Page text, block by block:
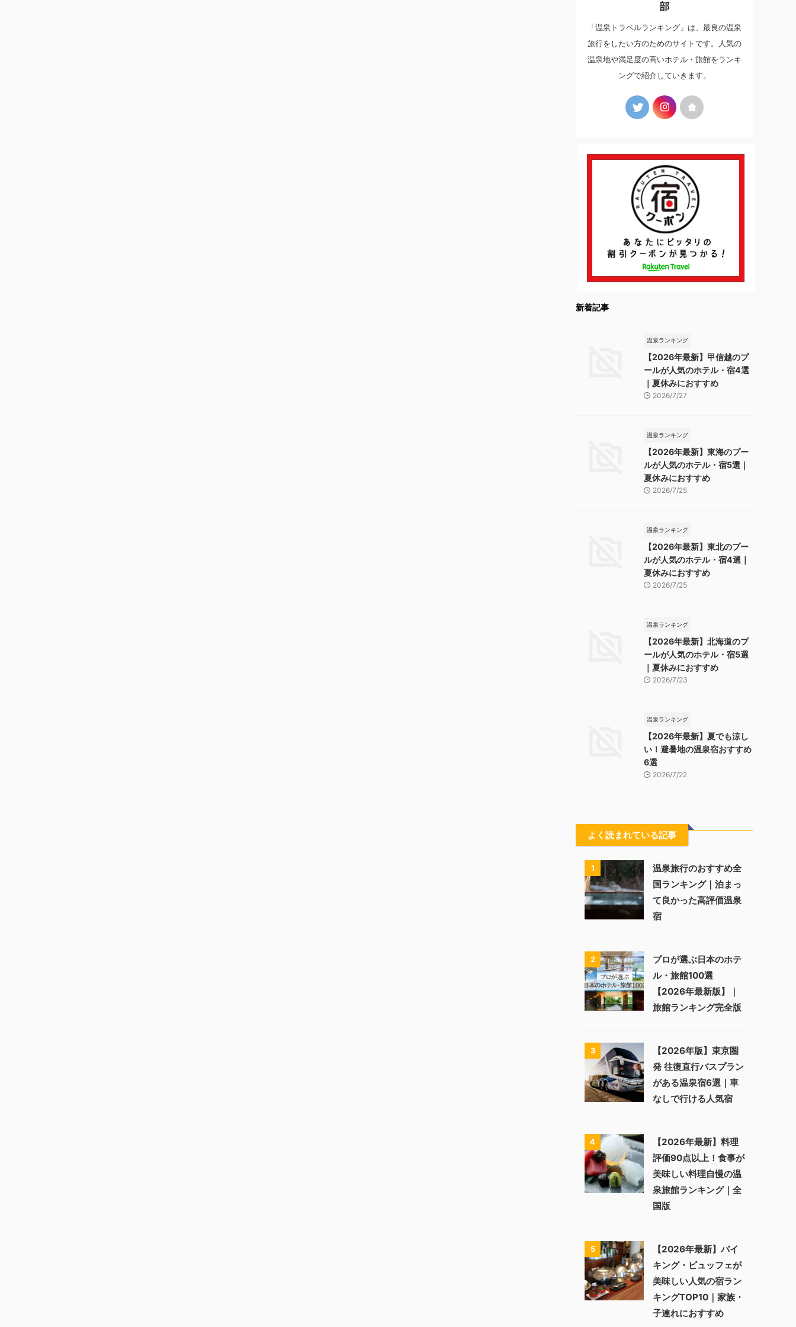
部
「温泉トラベルランキング」は、最良の温泉
旅行をしたい方のためのサイトです。人気の
温泉地や満足度の高いホテル・旅館をランキ
ングで紹介していきます。
新着記事
温泉ランキング
【2026年最新】甲信越のプ
ールが人気のホテル・宿4選
｜夏休みにおすすめ
2026/7/27
温泉ランキング
【2026年最新】東海のプー
ルが人気のホテル・宿5選｜
夏休みにおすすめ
2026/7/25
温泉ランキング
【2026年最新】東北のプー
ルが人気のホテル・宿4選｜
夏休みにおすすめ
2026/7/25
温泉ランキング
【2026年最新】北海道のプ
ールが人気のホテル・宿5選
｜夏休みにおすすめ
2026/7/23
温泉ランキング
【2026年最新】夏でも涼し
い！避暑地の温泉宿おすすめ
6選
2026/7/22
よく読まれている記事
1
温泉旅行のおすすめ全
国ランキング｜泊まっ
て良かった高評価温泉
宿
2
プロが選ぶ日本のホテ
ル・旅館100選
【2026年最新版】｜
旅館ランキング完全版
3
【2026年版】東京圏
発 往復直行バスプラン
がある温泉宿6選｜車
なしで行ける人気宿
4
【2026年最新】料理
評価90点以上！食事が
美味しい料理自慢の温
泉旅館ランキング｜全
国版
5
【2026年最新】バイ
キング・ビュッフェが
美味しい人気の宿ラン
キングTOP10｜家族・
子連れにおすすめ